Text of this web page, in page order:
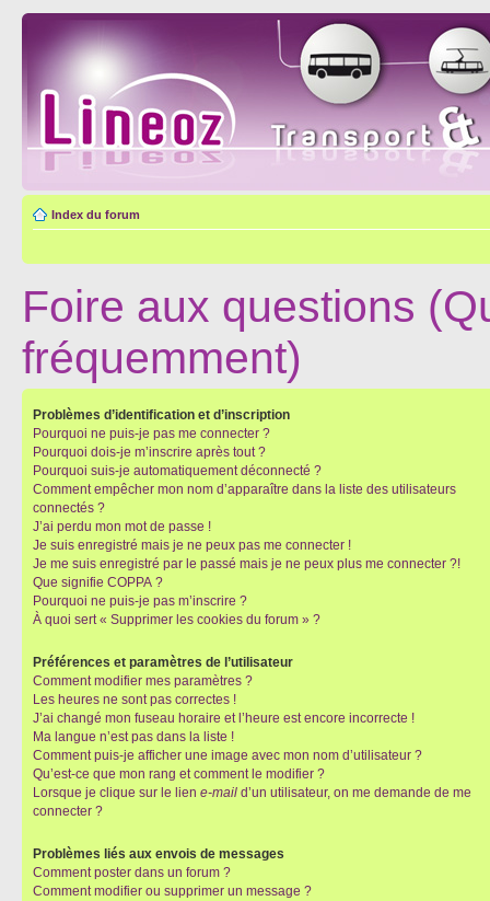
Index du forum
Foire aux questions
fréquemment)
Problèmes d’identification et d’inscription
Pourquoi ne puis-je pas me connecter ?
Pourquoi dois-je m’inscrire après tout ?
Pourquoi suis-je automatiquement déconnecté ?
Comment empêcher mon nom d’apparaître dans la liste des utilisateurs
connectés ?
J’ai perdu mon mot de passe !
Je suis enregistré mais je ne peux pas me connecter !
Je me suis enregistré par le passé mais je ne peux plus me connecter ?!
Que signifie COPPA ?
Pourquoi ne puis-je pas m’inscrire ?
À quoi sert « Supprimer les cookies du forum » ?
Préférences et paramètres de l’utilisateur
Comment modifier mes paramètres ?
Les heures ne sont pas correctes !
J’ai changé mon fuseau horaire et l’heure est encore incorrecte !
Ma langue n’est pas dans la liste !
Comment puis-je afficher une image avec mon nom d’utilisateur ?
Qu’est-ce que mon rang et comment le modifier ?
Lorsque je clique sur le lien e-mail d’un utilisateur, on me demande de me
connecter ?
Problèmes liés aux envois de messages
Comment poster dans un forum ?
Comment modifier ou supprimer un message ?